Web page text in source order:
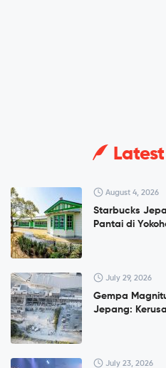
August 4, 2026
Starbucks
Pantai di
July 29, 2026
Gempa
Jepang:
July 23, 2026